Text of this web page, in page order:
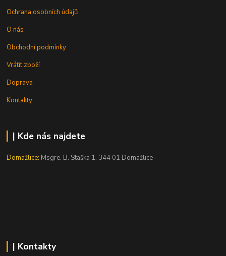
Ochrana osobních údajů
O nás
Obchodní podmínky
Vrátit zboží
Doprava
Kontakty
| Kde nás najdete
Domažlice: Msgre. B. Staška 1, 344 01 Domažlice
| Kontakty